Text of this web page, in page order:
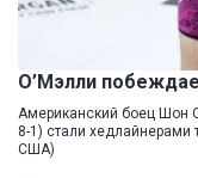
О’Мэлли
Американский боец Шон
8-1) стали хедлайнерами
США)